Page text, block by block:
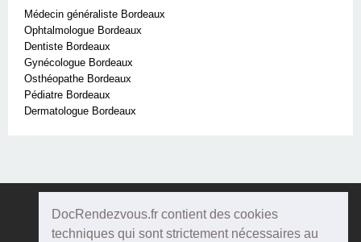
DocRendezvous.fr contient des cookies
techniques qui sont strictement nécessaires au
Médecin généraliste Bordeaux
Ophtalmologue Bordeaux
Dentiste Bordeaux
Gynécologue Bordeaux
Osthéopathe Bordeaux
Pédiatre Bordeaux
Dermatologue Bordeaux
DocRendezvous